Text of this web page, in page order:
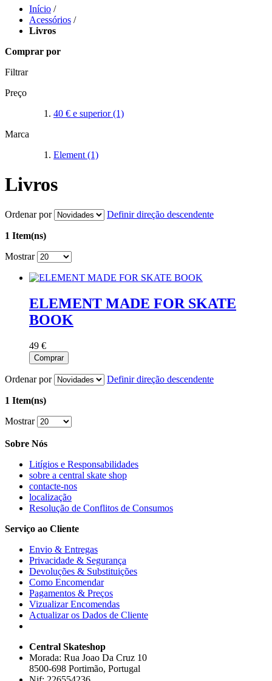
Início /
Acessórios /
Livros
Comprar por
Filtrar
Preço
40 € e superior(1)
Marca
Element (1)
Livros
Ordenar por Definir direção descendente
1 Item(ns)
Mostrar
ELEMENT MADE FOR SKATE
BOOK
49 €
Comprar
Ordenar por Definir direção descendente
1 Item(ns)
Mostrar
Sobre Nós
Litígios e Responsabilidades
sobre a central skate shop
contacte-nos
localização
Resolução de Conflitos de Consumos
Serviço ao Cliente
Envio & Entregas
Privacidade & Segurança
Devoluções & Substituições
Como Encomendar
Pagamentos & Preços
Vizualizar Encomendas
Actualizar os Dados de Cliente
Central Skateshop
Morada: Rua Joao Da Cruz 10
8500-698 Portimão, Portugal